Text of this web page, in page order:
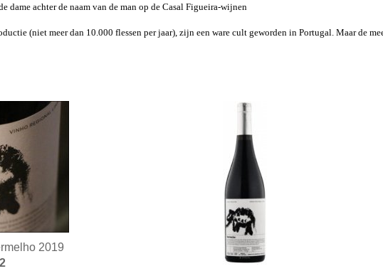
dame achter de naam van de man op de Casal Figueira-wijnen
(niet meer dan 10.000 flessen per jaar), zijn een ware cult geworden in Portugal. Maar de
2019